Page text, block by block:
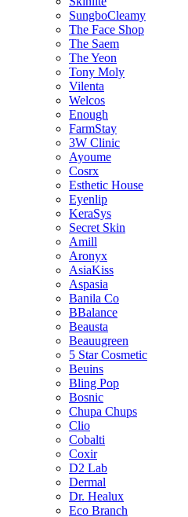
SungboCleamy
The Face Shop
The Saem
The Yeon
Tony Moly
Vilenta
Welcos
Enough
FarmStay
3W Clinic
Ayoume
Cosrx
Esthetic House
Eyenlip
KeraSys
Secret Skin
Amill
Aronyx
AsiaKiss
Aspasia
Banila Co
BBalance
Beausta
Beauugreen
5 Star Cosmetic
Beuins
Bling Pop
Bosnic
Chupa Chups
Clio
Cobalti
Coxir
D2 Lab
Dermal
Dr. Healux
Eco Branch